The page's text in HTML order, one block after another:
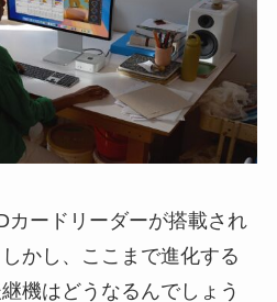
カードリーダーが搭載され
かし、ここまで進化する
機はどうなるんでしょう